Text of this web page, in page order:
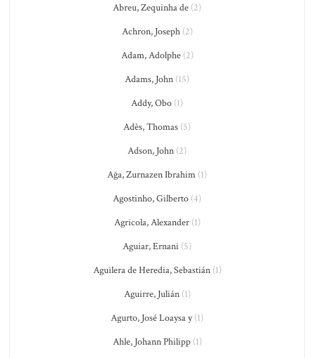
Abreu, Zequinha de (2)
Achron, Joseph(2)
Adam, Adolphe(2)
Adams, John (15)
Addy, Obo (1)
Adès, Thomas (5)
Adson, John (2)
Ağa, Zurnazen Ibrahim (1)
Agostinho, Gilberto (4)
Agricola, Alexander(1)
Aguiar, Ernani (5)
Aguilera de Heredia, Sebastián(1)
Aguirre, Julián(1)
Agurto, José Loaysa y(1)
Ahle, Johann Philipp(1)